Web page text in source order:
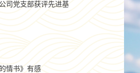
司党支部获评先进基
情书》有感